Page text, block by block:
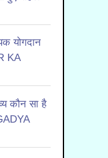
योगदान
KA
कौन सा है